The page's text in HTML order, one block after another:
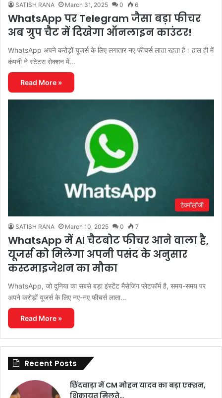
SATISH RANA March 31, 2025 0 6
WhatsApp पर Telegram जैसा बड़ा फीचर
अब ग्रुप चैट में दिखेगा ऑनलाइन काउंटर!
WhatsApp अपने करोड़ों यूजर्स के लिए लगातार नए फीचर्स लाता रहता है। हाल ही में
कंपनी ने स्टेटस सेक्शन में…
Read More »
टेक्नॉलॉजी
SATISH RANA March 10, 2025 0 7
WhatsApp में AI चैटबोट फीचर आने वाला है,
यूजर्स को मिलेगा अपनी पसंद के अनुसार
कस्टमाइजेशन का मौका
WhatsApp, जो दुनिया का सबसे बड़ा इंस्टेंट मैसेजिंग प्लेटफॉर्म है, समय-समय पर
अपने करोड़ों यूजर्स के लिए नए-नए फीचर्स लाता…
Read More »
Recent Posts
छिंदवाड़ा में CM मोहन यादव का बड़ा एक्शन,
शिकायत मिलते…